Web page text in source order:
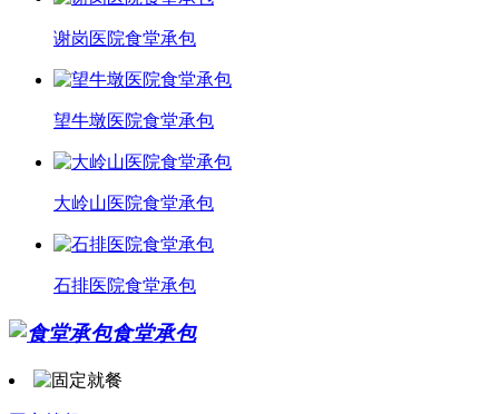
谢岗医院食堂承包
望牛墩医院食堂承包
大岭山医院食堂承包
石排医院食堂承包
食堂承包